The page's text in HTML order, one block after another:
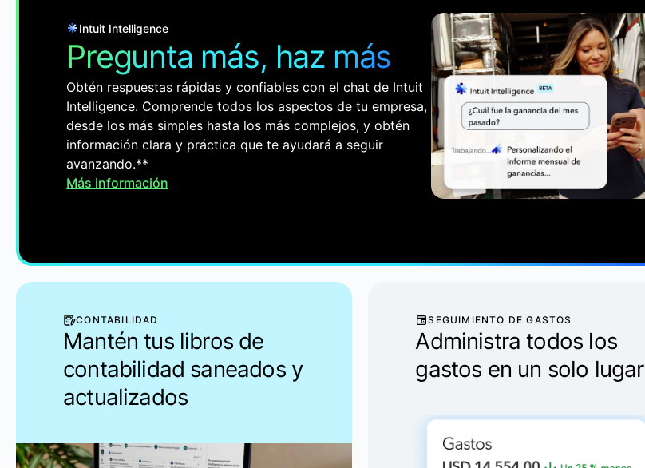
Intuit Intelligence
Pregunta más, haz más
Obtén respuestas rápidas y confiables con el chat de Intuit
Intelligence. Comprende todos los aspectos de tu empresa,
desde los más simples hasta los más complejos, y obtén
información clara y práctica que te ayudará a seguir
avanzando.**
Más información
CONTABILIDAD
Mantén tus libros de
contabilidad saneados y
actualizados
SEGUIMIENTO DE GASTOS
Administra todos los
gastos en un solo lugar
Más información